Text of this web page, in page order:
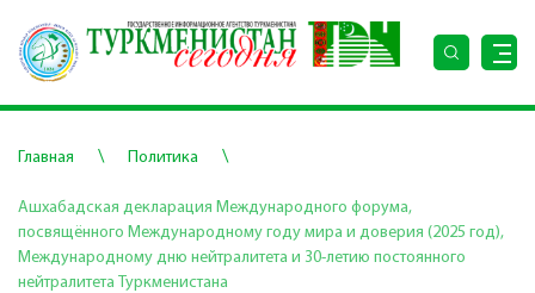
Главная \ Политика \
Ашхабадская декларация Международного форума,
посвящённого Международному году мира и доверия (2025 год),
Международному дню нейтралитета и 30-летию постоянного
нейтралитета Туркменистана